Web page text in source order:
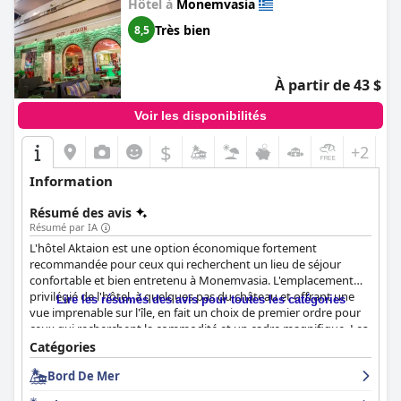
Hôtel à Monemvasia
8,5 Très bien
À partir de 43 $
Voir les disponibilités
$ +2
Information
Résumé des avis
Résumé par IA
L'hôtel Aktaion est une option économique fortement
recommandée pour ceux qui recherchent un lieu de séjour
confortable et bien entretenu à Monemvasia. L'emplacement
privilégié de l'hôtel, à quelques pas du château et offrant une
vue imprenable sur l'île, en fait un choix de premier ordre pour
ceux qui recherchent la commodité et un cadre magnifique. Les
clients ont été enchantés par le petit-déjeuner copieux, délicieux
et varié, avec la possibilité de manger sur place et de faire
préparer des œufs à leur goût. Les chambres sont spacieuses,
Lire les résumés des avis pour toutes les catégories
Catégories
Bord De Mer